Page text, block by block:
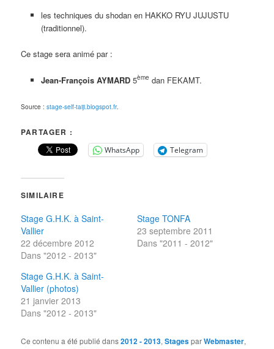
les techniques du shodan en HAKKO RYU JUJUSTU
(traditionnel).
Ce stage sera animé par :
Jean-François AYMARD5ème dan FEKAMT.
Source :stage-self-taiji.blogspot.fr.
PARTAGER :
WhatsApp Telegram
SIMILAIRE
Stage G.H.K. à Saint-
Vallier
22 décembre 2012
Dans "2012 - 2013"
Stage TONFA
23 septembre 2011
Dans "2011 - 2012"
Stage G.H.K. à Saint-
Vallier (photos)
21 janvier 2013
Dans "2012 - 2013"
Ce contenu a été publié dans2012 - 2013,StagesparWebmaster,